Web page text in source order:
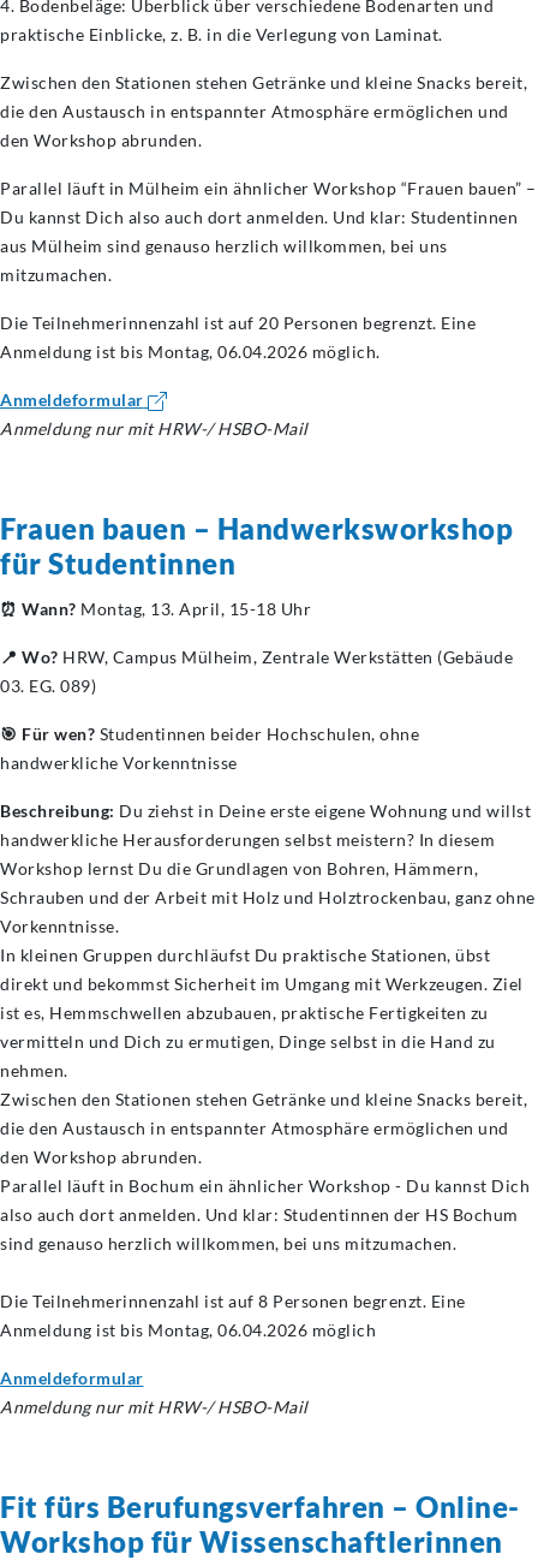
4. Bodenbeläge: Überblick über verschiedene Bodenarten und
praktische Einblicke, z. B. in die Verlegung von Laminat.
Zwischen den Stationen stehen Getränke und kleine Snacks bereit,
die den Austausch in entspannter Atmosphäre ermöglichen und
den Workshop abrunden.
Parallel läuft in Mülheim ein ähnlicher Workshop “Frauen bauen” –
Du kannst Dich also auch dort anmelden. Und klar: Studentinnen
aus Mülheim sind genauso herzlich willkommen, bei uns
mitzumachen.
Die Teilnehmerinnenzahl ist auf 20 Personen begrenzt. Eine
Anmeldung ist bis Montag, 06.04.2026 möglich.
Anmeldeformular
Anmeldung nur mit HRW-/ HSBO-Mail
Frauen bauen – Handwerksworkshop
für Studentinnen
⏰ Wann? Montag, 13. April, 15-18 Uhr
📍 Wo? HRW, Campus Mülheim, Zentrale Werkstätten (Gebäude
03. EG. 089)
🎯 Für wen? Studentinnen beider Hochschulen, ohne
handwerkliche Vorkenntnisse
Beschreibung: Du ziehst in Deine erste eigene Wohnung und willst
handwerkliche Herausforderungen selbst meistern? In diesem
Workshop lernst Du die Grundlagen von Bohren, Hämmern,
Schrauben und der Arbeit mit Holz und Holztrockenbau, ganz ohne
Vorkenntnisse.
In kleinen Gruppen durchläufst Du praktische Stationen, übst
direkt und bekommst Sicherheit im Umgang mit Werkzeugen. Ziel
ist es, Hemmschwellen abzubauen, praktische Fertigkeiten zu
vermitteln und Dich zu ermutigen, Dinge selbst in die Hand zu
nehmen.
Zwischen den Stationen stehen Getränke und kleine Snacks bereit,
die den Austausch in entspannter Atmosphäre ermöglichen und
den Workshop abrunden.
Parallel läuft in Bochum ein ähnlicher Workshop - Du kannst Dich
also auch dort anmelden. Und klar: Studentinnen der HS Bochum
sind genauso herzlich willkommen, bei uns mitzumachen.
Die Teilnehmerinnenzahl ist auf 8 Personen begrenzt. Eine
Anmeldung ist bis Montag, 06.04.2026 möglich
Anmeldeformular
Anmeldung nur mit HRW-/ HSBO-Mail
Fit fürs Berufungsverfahren – Online-
Workshop für Wissenschaftlerinnen